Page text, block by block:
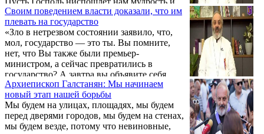
Эчмиадзине под председательством
Католикоса Всех Армян Гарегина II.
благоразумие, чтобы не подчиниться и не
поддаться правилам этой игры, не стать
невольным пособником врагов. Один из
первых шагов – переход из эмоционального
поля в область холодного рассудка», -
написал священнослужитель Тер Нерсес
Гарегин Асрян.
Своим поведением власти доказали, что им
плевать на государство
«Зло в нетрезвом состоянии заявило, что,
мол, государство — это ты. Вы помните,
нет, что Вы также были премьер-
министром, а сейчас превратились в
государство? А завтра вы объявите себя
богами». Как сообщает Новости Армении -
NEWS.am, об этом 25 января заявил в
прямом эфире лидер «Священного
движения», архиепископ Баграт Галстанян.
Архиепископ Галстанян: Мы начинаем
новый этап нашей борьбы
Мы будем на улицах, площадях, мы будем
перед дверями городов, мы будем на стенах,
мы будем везде, потому что невиновные,